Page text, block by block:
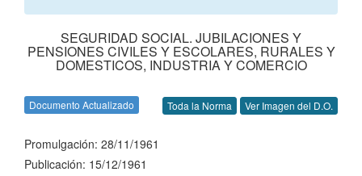
SEGURIDAD SOCIAL. JUBILACIONES Y
PENSIONES CIVILES Y ESCOLARES, RURALES Y
DOMESTICOS, INDUSTRIA Y COMERCIO
Documento Actualizado Toda la Norma Ver Imagen del D.O.
Promulgación: 28/11/1961
Publicación: 15/12/1961